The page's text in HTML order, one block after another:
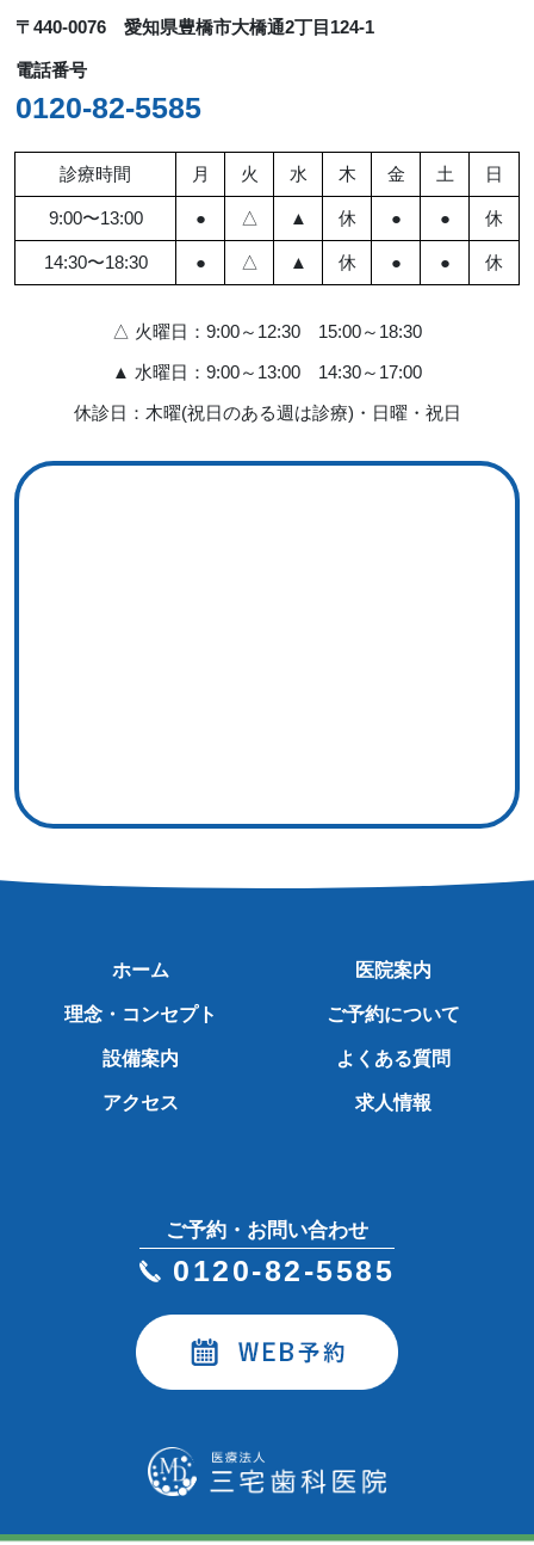
〒440-0076 愛知県豊橋市大橋通2丁目124-1
電話番号
0120-82-5585
診療時間 月 火 水 木 金 土 日
9:00〜13:00 ● △ ▲ 休 ● ● 休
14:30〜18:30 ● △ ▲ 休 ● ● 休
△ 火曜日：9:00～12:30 15:00～18:30
▲ 水曜日：9:00～13:00 14:30～17:00
休診日：木曜(祝日のある週は診療)・日曜・祝日
ホーム 医院案内
理念・コンセプト ご予約について
設備案内 よくある質問
アクセス 求人情報
ご予約・お問い合わせ
0120-82-5585